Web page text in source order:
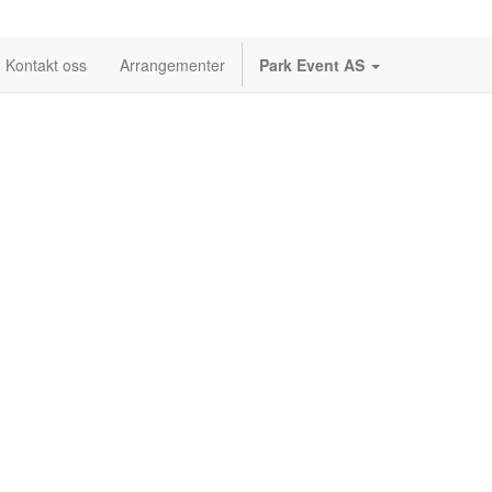
Kontakt oss Arrangementer Park Event AS